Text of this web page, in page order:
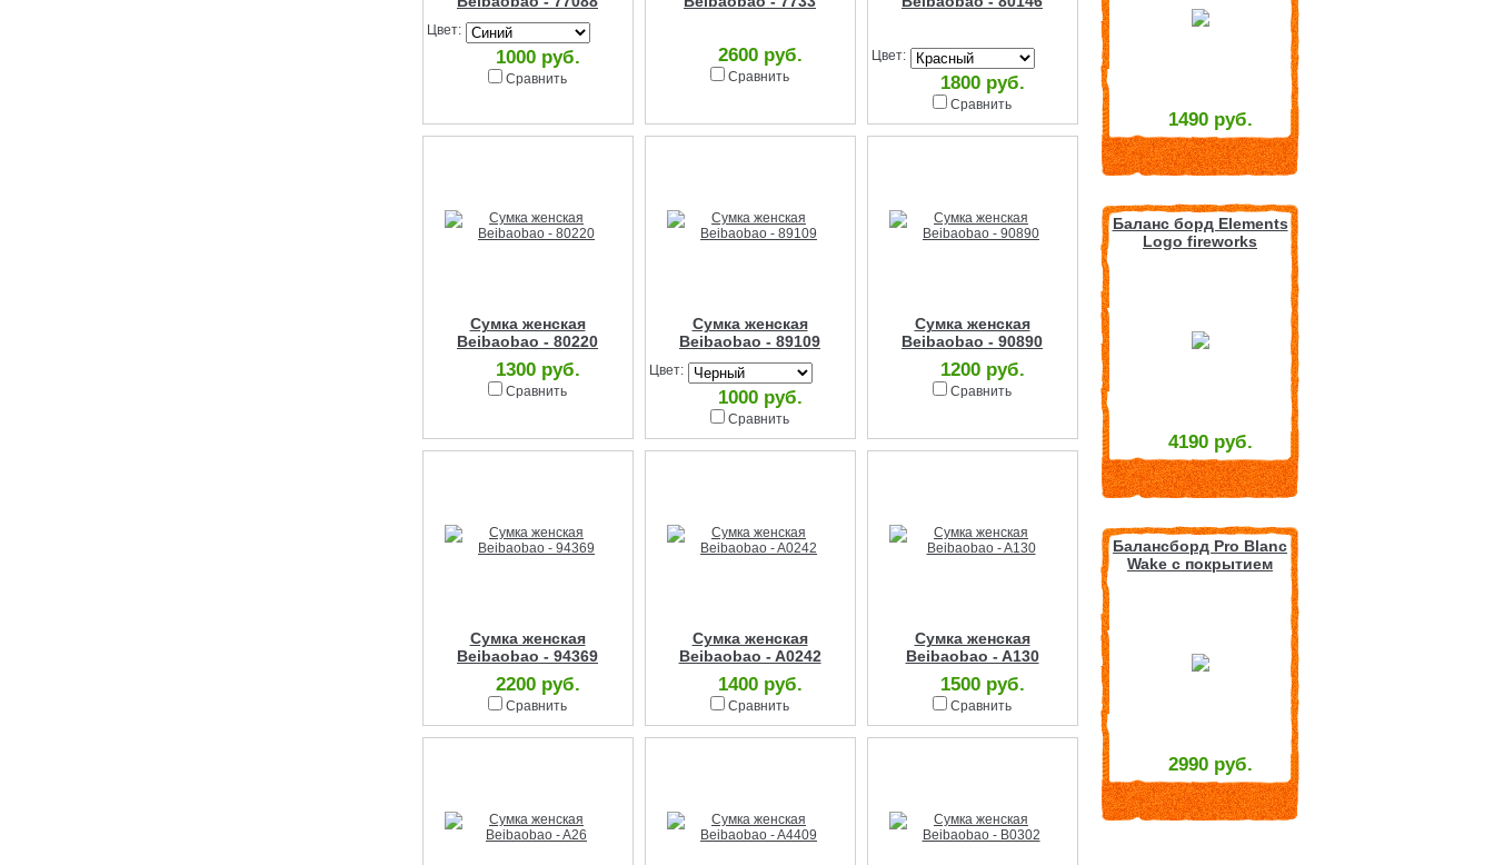
Цвет:
1000 руб.
Сравнить
2600 руб.
Сравнить
Цвет:
1800 руб.
Сравнить
Сумка женская
Beibaobao - 80220
1300 руб.
Сравнить
Сумка женская
Beibaobao - 89109
Цвет:
1000 руб.
Сравнить
Сумка женская
Beibaobao - 90890
1200 руб.
Сравнить
Сумка женская
Beibaobao - 94369
2200 руб.
Сравнить
Сумка женская
Beibaobao - A0242
1400 руб.
Сравнить
Сумка женская
Beibaobao - A130
1500 руб.
Сравнить
1490 руб.
Баланс борд Elements
Logo fireworks
4190 руб.
Балансборд Pro Blanc
Wake с покрытием
2990 руб.